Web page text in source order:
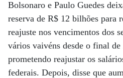
Bolsonaro e Paulo Guedes
reserva de R$ 12 bilhões para
reajuste nos vencimentos dos
vários vaivéns desde o final
prometendo reajustar os
federais. Depois, disse que